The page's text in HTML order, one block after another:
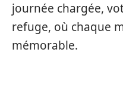
journée chargée,
refuge, où chaque
mémorable.